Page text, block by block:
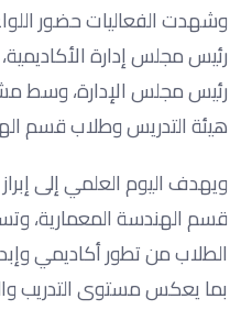
وشهدت الفعاليات حضور
رئيس مجلس إدارة
رئيس مجلس الإدارة، وسط
هيئة التدريس وطلاب قسم
ويهدف اليوم العلمي إلى
قسم الهندسة المعمارية،
الطلاب من تطور أكاديمي
بما يعكس مستوى التدريب